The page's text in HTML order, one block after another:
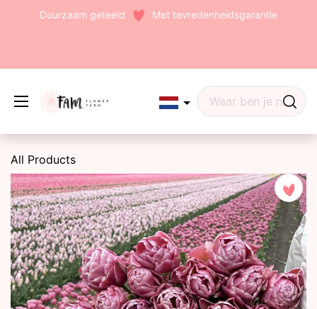
Duurzaam geteeld Met tevredenheidsgarantie
(242)
Edit widget
All Products